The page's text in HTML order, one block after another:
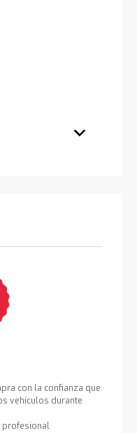
con la confianza que
vehículos durante
profesional